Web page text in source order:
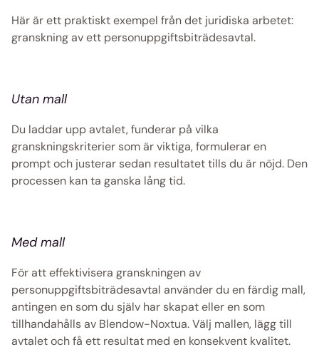
Här är ett praktiskt exempel från det juridiska arbetet:
granskning av ett personuppgiftsbiträdesavtal.
Utan mall
Du laddar upp avtalet, funderar på vilka
granskningskriterier som är viktiga, formulerar en
prompt och justerar sedan resultatet tills du är nöjd. Den
processen kan ta ganska lång tid.
Med mall
För att effektivisera granskningen av
personuppgiftsbiträdesavtal använder du en färdig mall,
antingen en som du själv har skapat eller en som
tillhandahålls av Blendow-Noxtua. Välj mallen, lägg till
avtalet och få ett resultat med en konsekvent kvalitet.